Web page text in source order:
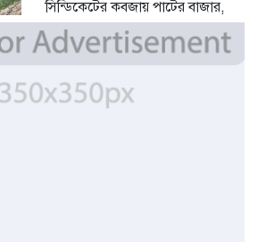
সিন্ডিকেটের কবজায় পাটের বাজার,
দাম বিপর্যয়ে চাষীদের ক্ষোভ
৪ দিন আগে
শঙ্কিত জীবন-অনিরাপদ ব্যবসা প্রতিষ্ঠান